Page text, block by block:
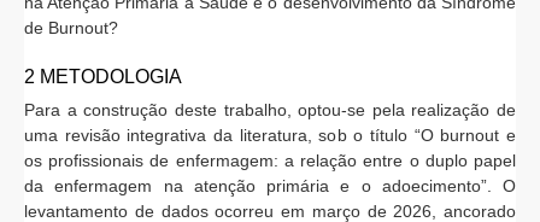
de Burnout?
2 METODOLOGIA
Para a construção deste trabalho, optou-se pela realização de
uma revisão integrativa da literatura, sob o título “O burnout e
os profissionais de enfermagem: a relação entre o duplo papel
da enfermagem na atenção primária e o adoecimento”. O
levantamento de dados ocorreu em março de 2026, ancorado